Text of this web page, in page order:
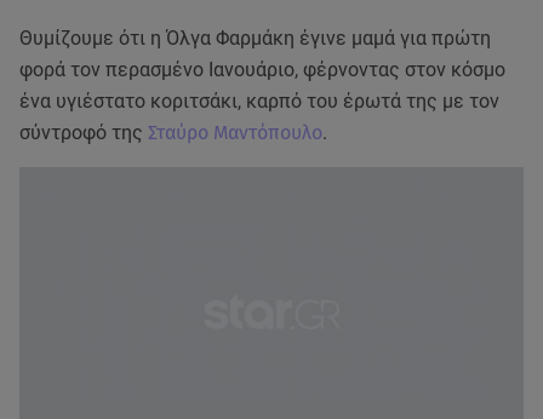
Θυμίζουμε ότι η Όλγα Φαρμάκη έγινε μαμά για πρώτη
φορά τον περασμένο Ιανουάριο, φέρνοντας στον κόσμο
ένα υγιέστατο κοριτσάκι, καρπό του έρωτά της με τον
σύντροφό της Σταύρο Μαντόπουλο.